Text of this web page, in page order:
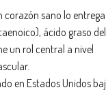
corazón sano lo
ácido graso del
un rol central a nivel
en Estados Unidos